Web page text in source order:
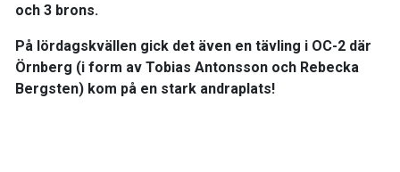
och 3 brons.
På lördagskvällen gick det även en tävling i OC-2 där
Örnberg (i form av Tobias Antonsson och Rebecka
Bergsten) kom på en stark andraplats!